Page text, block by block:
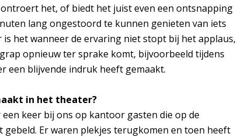
het, of biedt het juist even een ontsnapping
lang ongestoord te kunnen genieten van iets
het wanneer de ervaring niet stopt bij het applaus,
opnieuw ter sprake komt, bijvoorbeeld tijdens
een blijvende indruk heeft gemaakt.
in het theater?
keer bij ons op kantoor gasten die op de
Er waren plekjes terugkomen en toen heeft
Inzoomen